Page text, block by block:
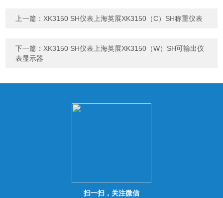
字），如：三加四=7
上一篇： XK3150 SH仪表上海英展XK3150（C）SH称重仪表
下一篇： XK3150 SH仪表上海英展XK3150（W）SH可输出仪
表显示器
扫一扫，关注微信